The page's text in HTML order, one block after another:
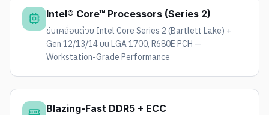
Intel® Core™ Processors (Series 2)
ขับเคลื่อนด้วย Intel Core Series 2 (Bartlett Lake) +
Gen 12/13/14 บน LGA 1700, R680E PCH —
Workstation-Grade Performance
Blazing-Fast DDR5 + ECC